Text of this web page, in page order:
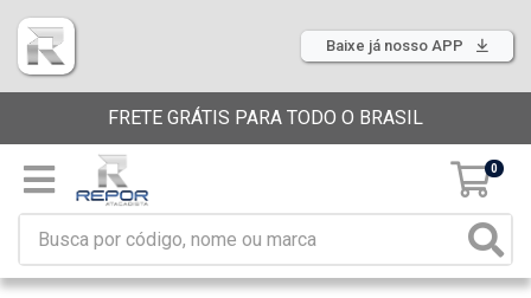
Baixe já nosso APP
FRETE GRÁTIS PARA TODO O BRASIL
0